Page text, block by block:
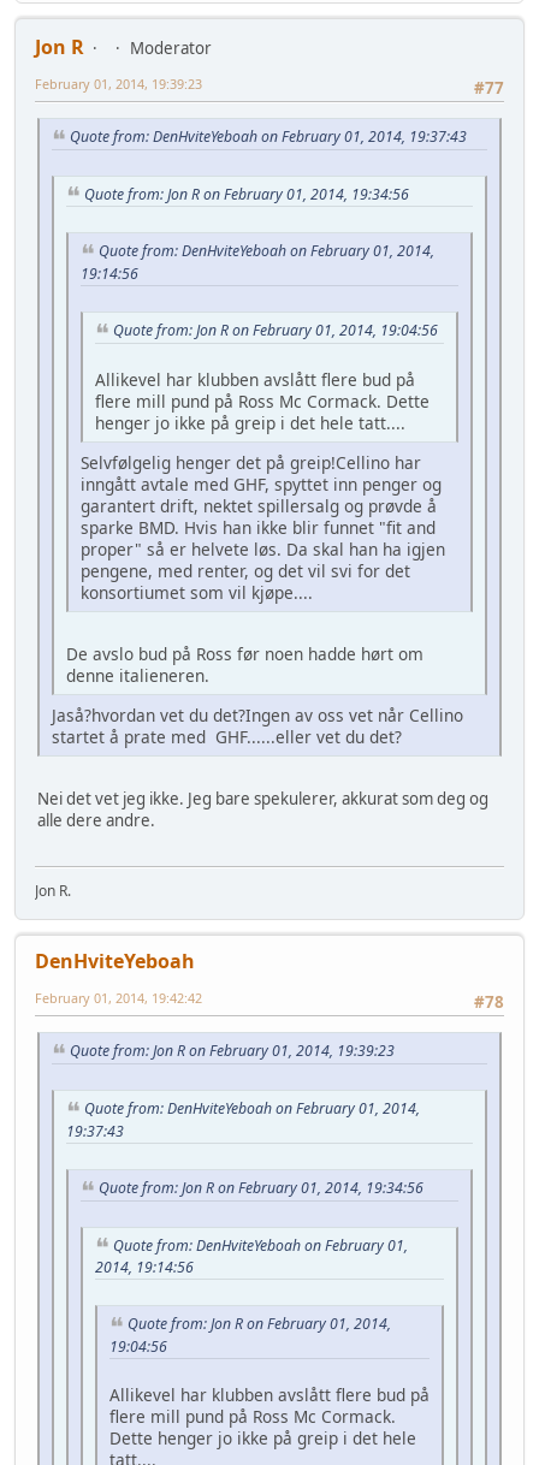
Jon R
Moderator
#77
February 01, 2014, 19:39:23
Quote from: DenHviteYeboah on February 01, 2014, 19:37:43
Quote from: Jon R on February 01, 2014, 19:34:56
Quote from: DenHviteYeboah on February 01, 2014,
19:14:56
Quote from: Jon R on February 01, 2014, 19:04:56
Allikevel har klubben avslått flere bud på
flere mill pund på Ross Mc Cormack. Dette
henger jo ikke på greip i det hele tatt....
Selvfølgelig henger det på greip!Cellino har
inngått avtale med GHF, spyttet inn penger og
garantert drift, nektet spillersalg og prøvde å
sparke BMD. Hvis han ikke blir funnet "fit and
proper" så er helvete løs. Da skal han ha igjen
pengene, med renter, og det vil svi for det
konsortiumet som vil kjøpe....
De avslo bud på Ross før noen hadde hørt om
denne italieneren.
Jaså?hvordan vet du det?Ingen av oss vet når Cellino
startet å prate med GHF......eller vet du det?
Nei det vet jeg ikke. Jeg bare spekulerer, akkurat som deg og
alle dere andre.
Jon R.
DenHviteYeboah
#78
February 01, 2014, 19:42:42
Quote from: Jon R on February 01, 2014, 19:39:23
Quote from: DenHviteYeboah on February 01, 2014,
19:37:43
Quote from: Jon R on February 01, 2014, 19:34:56
Quote from: DenHviteYeboah on February 01,
2014, 19:14:56
Quote from: Jon R on February 01, 2014,
19:04:56
Allikevel har klubben avslått flere bud på
flere mill pund på Ross Mc Cormack.
Dette henger jo ikke på greip i det hele
tatt....